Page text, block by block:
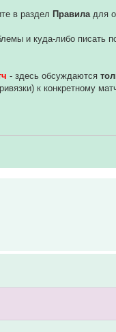
в разделПравила для
и куда-либо писать
- здесь обсуждаются
к конкретному